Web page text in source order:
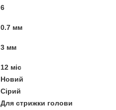
6
0.7 мм
3 мм
12 міс
Новий
Сірий
Для стрижки голови